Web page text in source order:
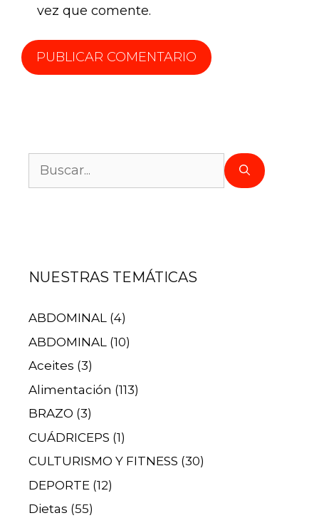
vez que comente.
NUESTRAS TEMÁTICAS
ABDOMINAL (4)
ABDOMINAL (10)
Aceites (3)
Alimentación (113)
BRAZO (3)
CUÁDRICEPS (1)
CULTURISMO Y FITNESS (30)
DEPORTE (12)
Dietas (55)